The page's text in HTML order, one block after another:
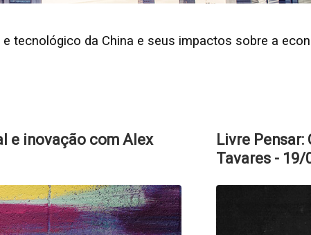
tecnológico da China e seus impactos sobre a
e inovação com Alex
Livre
Tavares - 19/